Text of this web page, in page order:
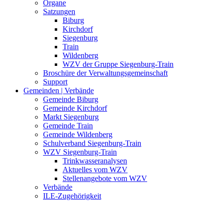
Organe
Satzungen
Biburg
Kirchdorf
Siegenburg
Train
Wildenberg
WZV der Gruppe Siegenburg-Train
Broschüre der Verwaltungsgemeinschaft
Support
Gemeinden | Verbände
Gemeinde Biburg
Gemeinde Kirchdorf
Markt Siegenburg
Gemeinde Train
Gemeinde Wildenberg
Schulverband Siegenburg-Train
WZV Siegenburg-Train
Trinkwasseranalysen
Aktuelles vom WZV
Stellenangebote vom WZV
Verbände
ILE-Zugehörigkeit